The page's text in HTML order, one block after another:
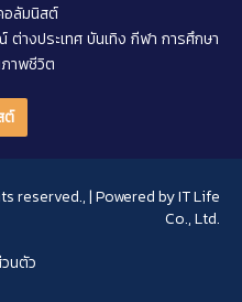
อลัมนิสต์
ต่างประเทศบันเทิง กีฬา การศึกษา
าพชีวิต
ต์
reserved., | Powered byIT Life
Co., Ltd.
นตัว